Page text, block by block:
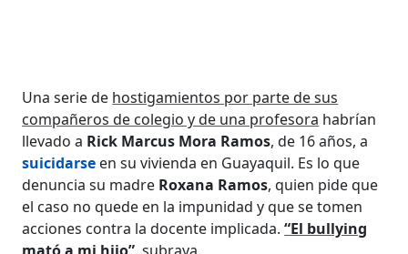
Una serie de hostigamientos por parte de sus
compañeros de colegio y de una profesora habrían
llevado a Rick Marcus Mora Ramos, de 16 años, a
suicidarse en su vivienda en Guayaquil. Es lo que
denuncia su madre Roxana Ramos, quien pide que
el caso no quede en la impunidad y que se tomen
acciones contra la docente implicada.“El bullying